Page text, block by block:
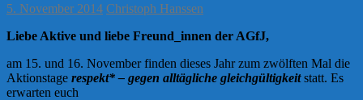
5. November 2014 Christoph Hanssen
Liebe Aktive und liebe Freund_innen der AGfJ,
am 15. und 16. November finden dieses Jahr zum zwölften Mal die
Aktionstage respekt* – gegen alltägliche gleichgültigkeitstatt. Es
erwarten euch